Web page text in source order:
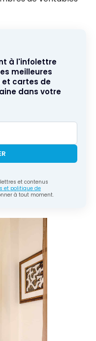
à l'infolettre
meilleures
et cartes de
dans votre
et contenus
et politique de
à tout moment.